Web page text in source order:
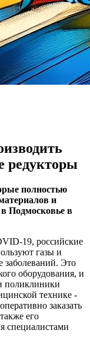
редукторы
полностью
и
Подмосковье в
19, российские
газы и
заболеваний. Это
оборудования, и
поликлиники
технике -
заказать
его
специалистами